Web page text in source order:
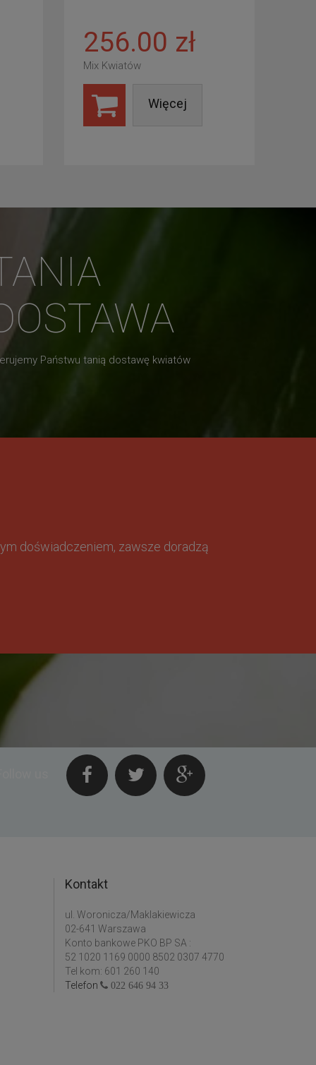
256.00 zł
Mix Kwiatów
Więcej
Państwu tanią dostawę kwiatów
doświadczeniem, zawsze doradzą
Kontakt
ul. Woronicza/Maklakiewicza
02-641 Warszawa
Konto bankowe PKO BP SA :
52 1020 1169 0000 8502 0307 4770
Tel kom: 601 260 140
Telefon
022 646 94 33